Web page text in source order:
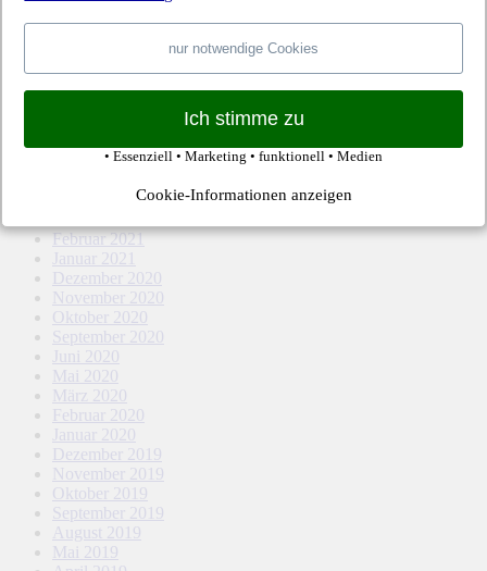
März 2022
August 2021
Februar 2021
Januar 2021
Dezember 2020
November 2020
Oktober 2020
September 2020
Juni 2020
Mai 2020
März 2020
Februar 2020
Januar 2020
Dezember 2019
November 2019
Oktober 2019
September 2019
August 2019
Mai 2019
nur notwendige Cookies
Ich stimme zu
• Essenziell • Marketing • funktionell • Medien
Cookie-Informationen anzeigen